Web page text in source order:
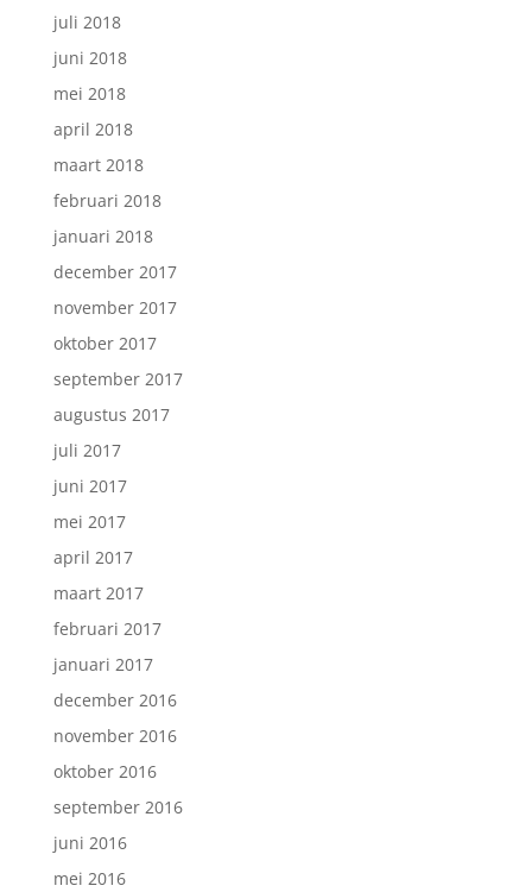
juli 2018
juni 2018
mei 2018
april 2018
maart 2018
februari 2018
januari 2018
december 2017
november 2017
oktober 2017
september 2017
augustus 2017
juli 2017
juni 2017
mei 2017
april 2017
maart 2017
februari 2017
januari 2017
december 2016
november 2016
oktober 2016
september 2016
juni 2016
mei 2016